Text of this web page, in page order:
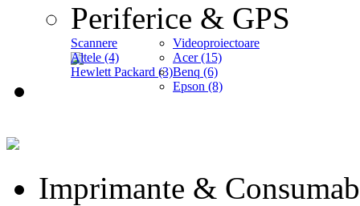
Periferice & GPS
Scannere
Altele (4)
Hewlett Packard (3)
Videoproiectoare
Acer (15)
Benq (6)
Epson (8)
Imprimante &